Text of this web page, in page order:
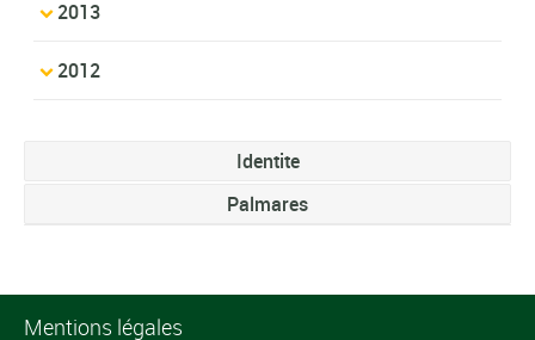
2013
2012
Identite
Palmares
Mentions légales